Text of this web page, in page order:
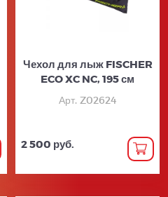
Чехол для лыж FISCHER
ECO XC NC, 195 см
Арт. Z02624
2 500 руб.